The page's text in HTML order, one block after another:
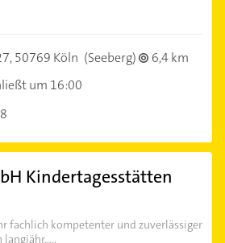
50769 Köln (Seeberg)
6,4 km
um 16:00
Kindertagesstätten
fachlich kompetenter und zuverlässiger